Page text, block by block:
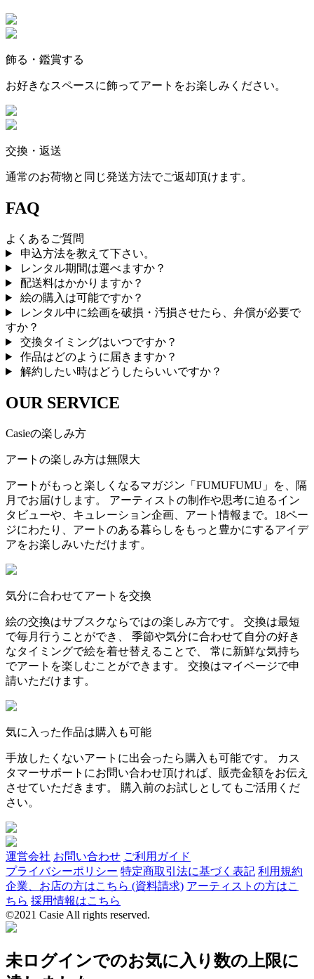
飾る・鑑賞する
お好きなスペースに飾ってアートをお楽しみください。
交換・返送
通常のお荷物と同じ発送方法でご返却頂けます。
FAQ
よくあるご質問
申込方法を教えて下さい。
レンタル期間は選べますか？
配送料はかかりますか？
絵の購入は可能ですか？
レンタル中に絵画を破損・汚損させたら、弁償が必要で
すか？
交換タイミングはいつですか？
作品はどのように届きますか？
解約したい時はどうしたらいいですか？
OUR SERVICE
Casieの楽しみ方
アートの楽しみ方は無限大
アートがもっと楽しくなるマガジン「FUMUFUMU」を、隔
月でお届けします。 アーティストの制作や思考に迫るイン
タビューや、キュレーション企画、アート情報まで。18ペー
ジにわたり、アートのある暮らしをもっと豊かにするアイデ
アをお楽しみいただけます。
気分に合わせてアートを交換
絵の交換はサブスクならではの楽しみ方です。 交換は最短
で毎月行うことができ、 季節や気分に合わせて自分の好き
なタイミングで絵を着せ替えることで、 常に新鮮な気持ち
でアートを楽しむことができます。 交換はマイページで申
請いただけます。
気に入った作品は購入も可能
手放したくないアートに出会ったら購入も可能です。 カス
タマーサポートにお問い合わせ頂ければ、販売金額をお伝え
させていただきます。 購入前のお試しとしてもご活用くだ
さい。
運営会社 お問い合わせ ご利用ガイド
プライバシーポリシー 特定商取引法に基づく表記 利用規約
企業、お店の方はこちら (資料請求) アーティストの方はこ
ちら 採用情報はこちら
©2021 Casie All rights reserved.
未ログインでのお気に入り数の上限に